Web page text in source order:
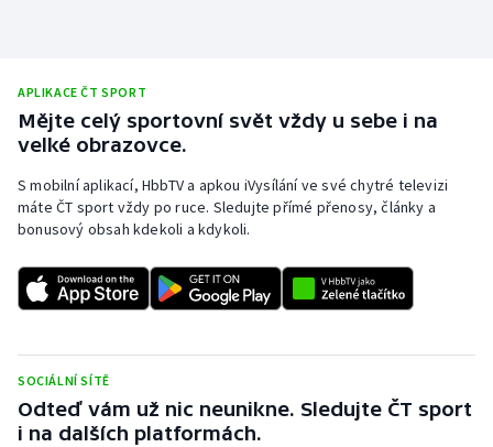
Rychlobruslení
Rychlostní kanoistika
Short track
Sportovní střelba
Stolní tenis
Veslování
APLIKACE ČT SPORT
Mějte celý sportovní svět vždy u sebe i na
velké obrazovce.
S mobilní aplikací, HbbTV a apkou iVysílání ve své chytré televizi
máte ČT sport vždy po ruce. Sledujte přímé přenosy, články a
bonusový obsah kdekoli a kdykoli.
SOCIÁLNÍ SÍTĚ
Odteď vám už nic neunikne. Sledujte ČT sport
i na dalších platformách.